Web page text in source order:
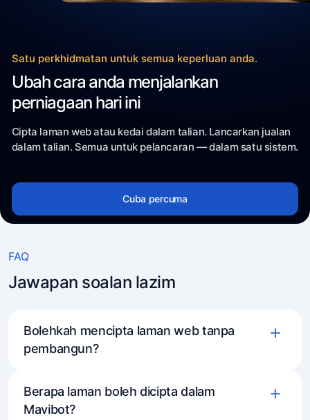
Satu perkhidmatan untuk semua keperluan anda.
Ubah cara anda menjalankan
perniagaan hari ini
Cipta laman web atau kedai dalam talian. Lancarkan jualan
dalam talian. Semua untuk pelancaran — dalam satu sistem.
Cuba percuma
FAQ
Jawapan soalan lazim
Bolehkah mencipta laman web tanpa
pembangun?
Berapa laman boleh dicipta dalam
Mavibot?